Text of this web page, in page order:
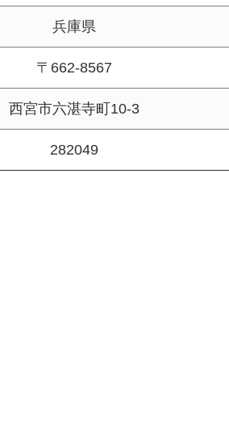
兵庫県
〒662-8567
西宮市六湛寺町10-3
282049